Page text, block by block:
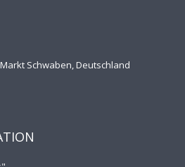
Schwaben, Deutschland